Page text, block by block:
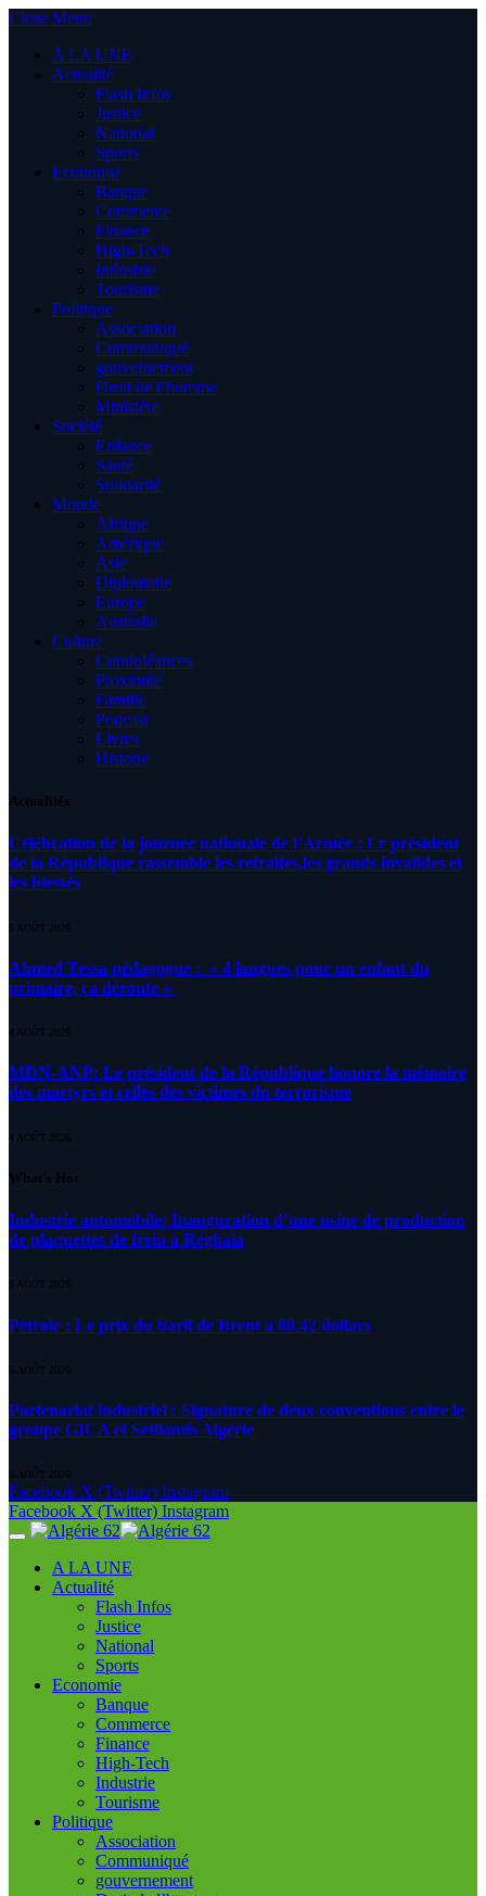
Close Menu
A LA UNE
Actualité
Flash Infos
Justice
National
Sports
Economie
Banque
Commerce
Finance
High-Tech
Industrie
Tourisme
Politique
Association
Communiqué
gouvernement
Droit de l’homme
Ministère
Société
Enfance
Santé
Solidarité
Monde
Afrique
Amérique
Asie
Diplomatie
Europe
Australia
Culture
Condoléances
Proximité
Famille
Podcast
Livres
Histoire
Actualités
Célébration de la journée nationale de l’Armée : Le président
de la République rassemble les retraités,les grands invalides et
les blessés
5 AOÛT 2026
Ahmed Tessa pédagogue : » 4 langues pour un enfant du
primaire, ça déroute «
4 AOÛT 2026
MDN-ANP: Le président de la République honore la mémoire
des martyrs et celles des victimes du terrorisme
4 AOÛT 2026
What's Hot
Industrie automobile: Inauguration d’une usine de production
de plaquettes de frein à Réghaïa
5 AOÛT 2026
Pétrole : Le prix du baril de Brent à 80.42 dollars
5 AOÛT 2026
Partenariat industriel : Signature de deux conventions entre le
groupe GICA et Setllantis Algérie
5 AOÛT 2026
Facebook X (Twitter) Instagram
Facebook X (Twitter) Instagram
A LA UNE
Actualité
Flash Infos
Justice
National
Sports
Economie
Banque
Commerce
Finance
High-Tech
Industrie
Tourisme
Politique
Association
Communiqué
gouvernement